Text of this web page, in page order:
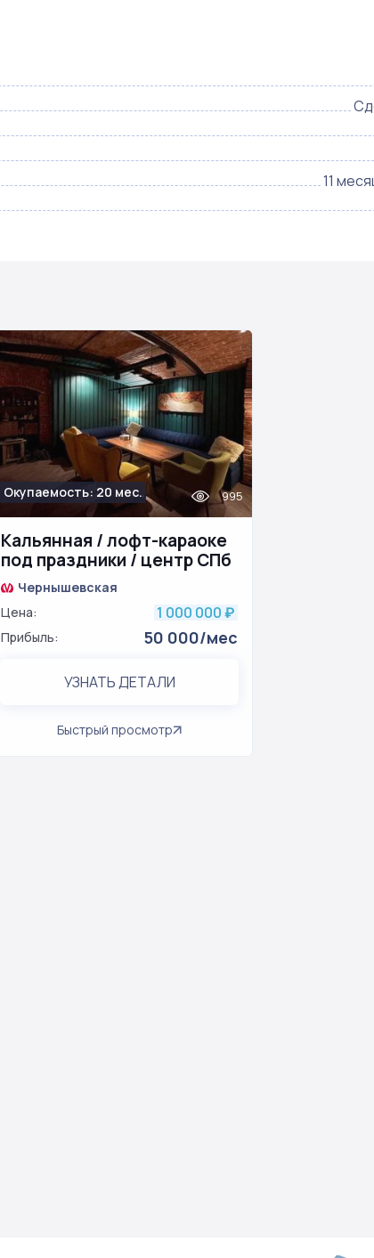
11
Кальянная / лофт-караоке
под праздники / центр СПб
Окупаемость: 20 мес. 995
Чернышевская
Цена:
1 000 000 ₽
Прибыль: 50 000/мес
УЗНАТЬ ДЕТАЛИ
Быстрый просмотр